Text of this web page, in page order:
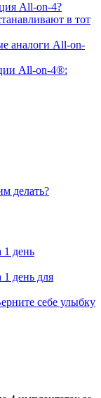
All-on-4?
в тот
аналоги All-on-
All-on-4®:
делать?
1 день
день для
себе улыбку